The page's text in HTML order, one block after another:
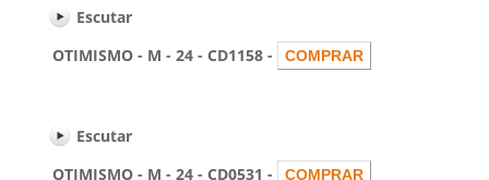
Escutar
OTIMISMO - M - 24 - CD1158 -
Escutar
OTIMISMO - M - 24 - CD0531 -